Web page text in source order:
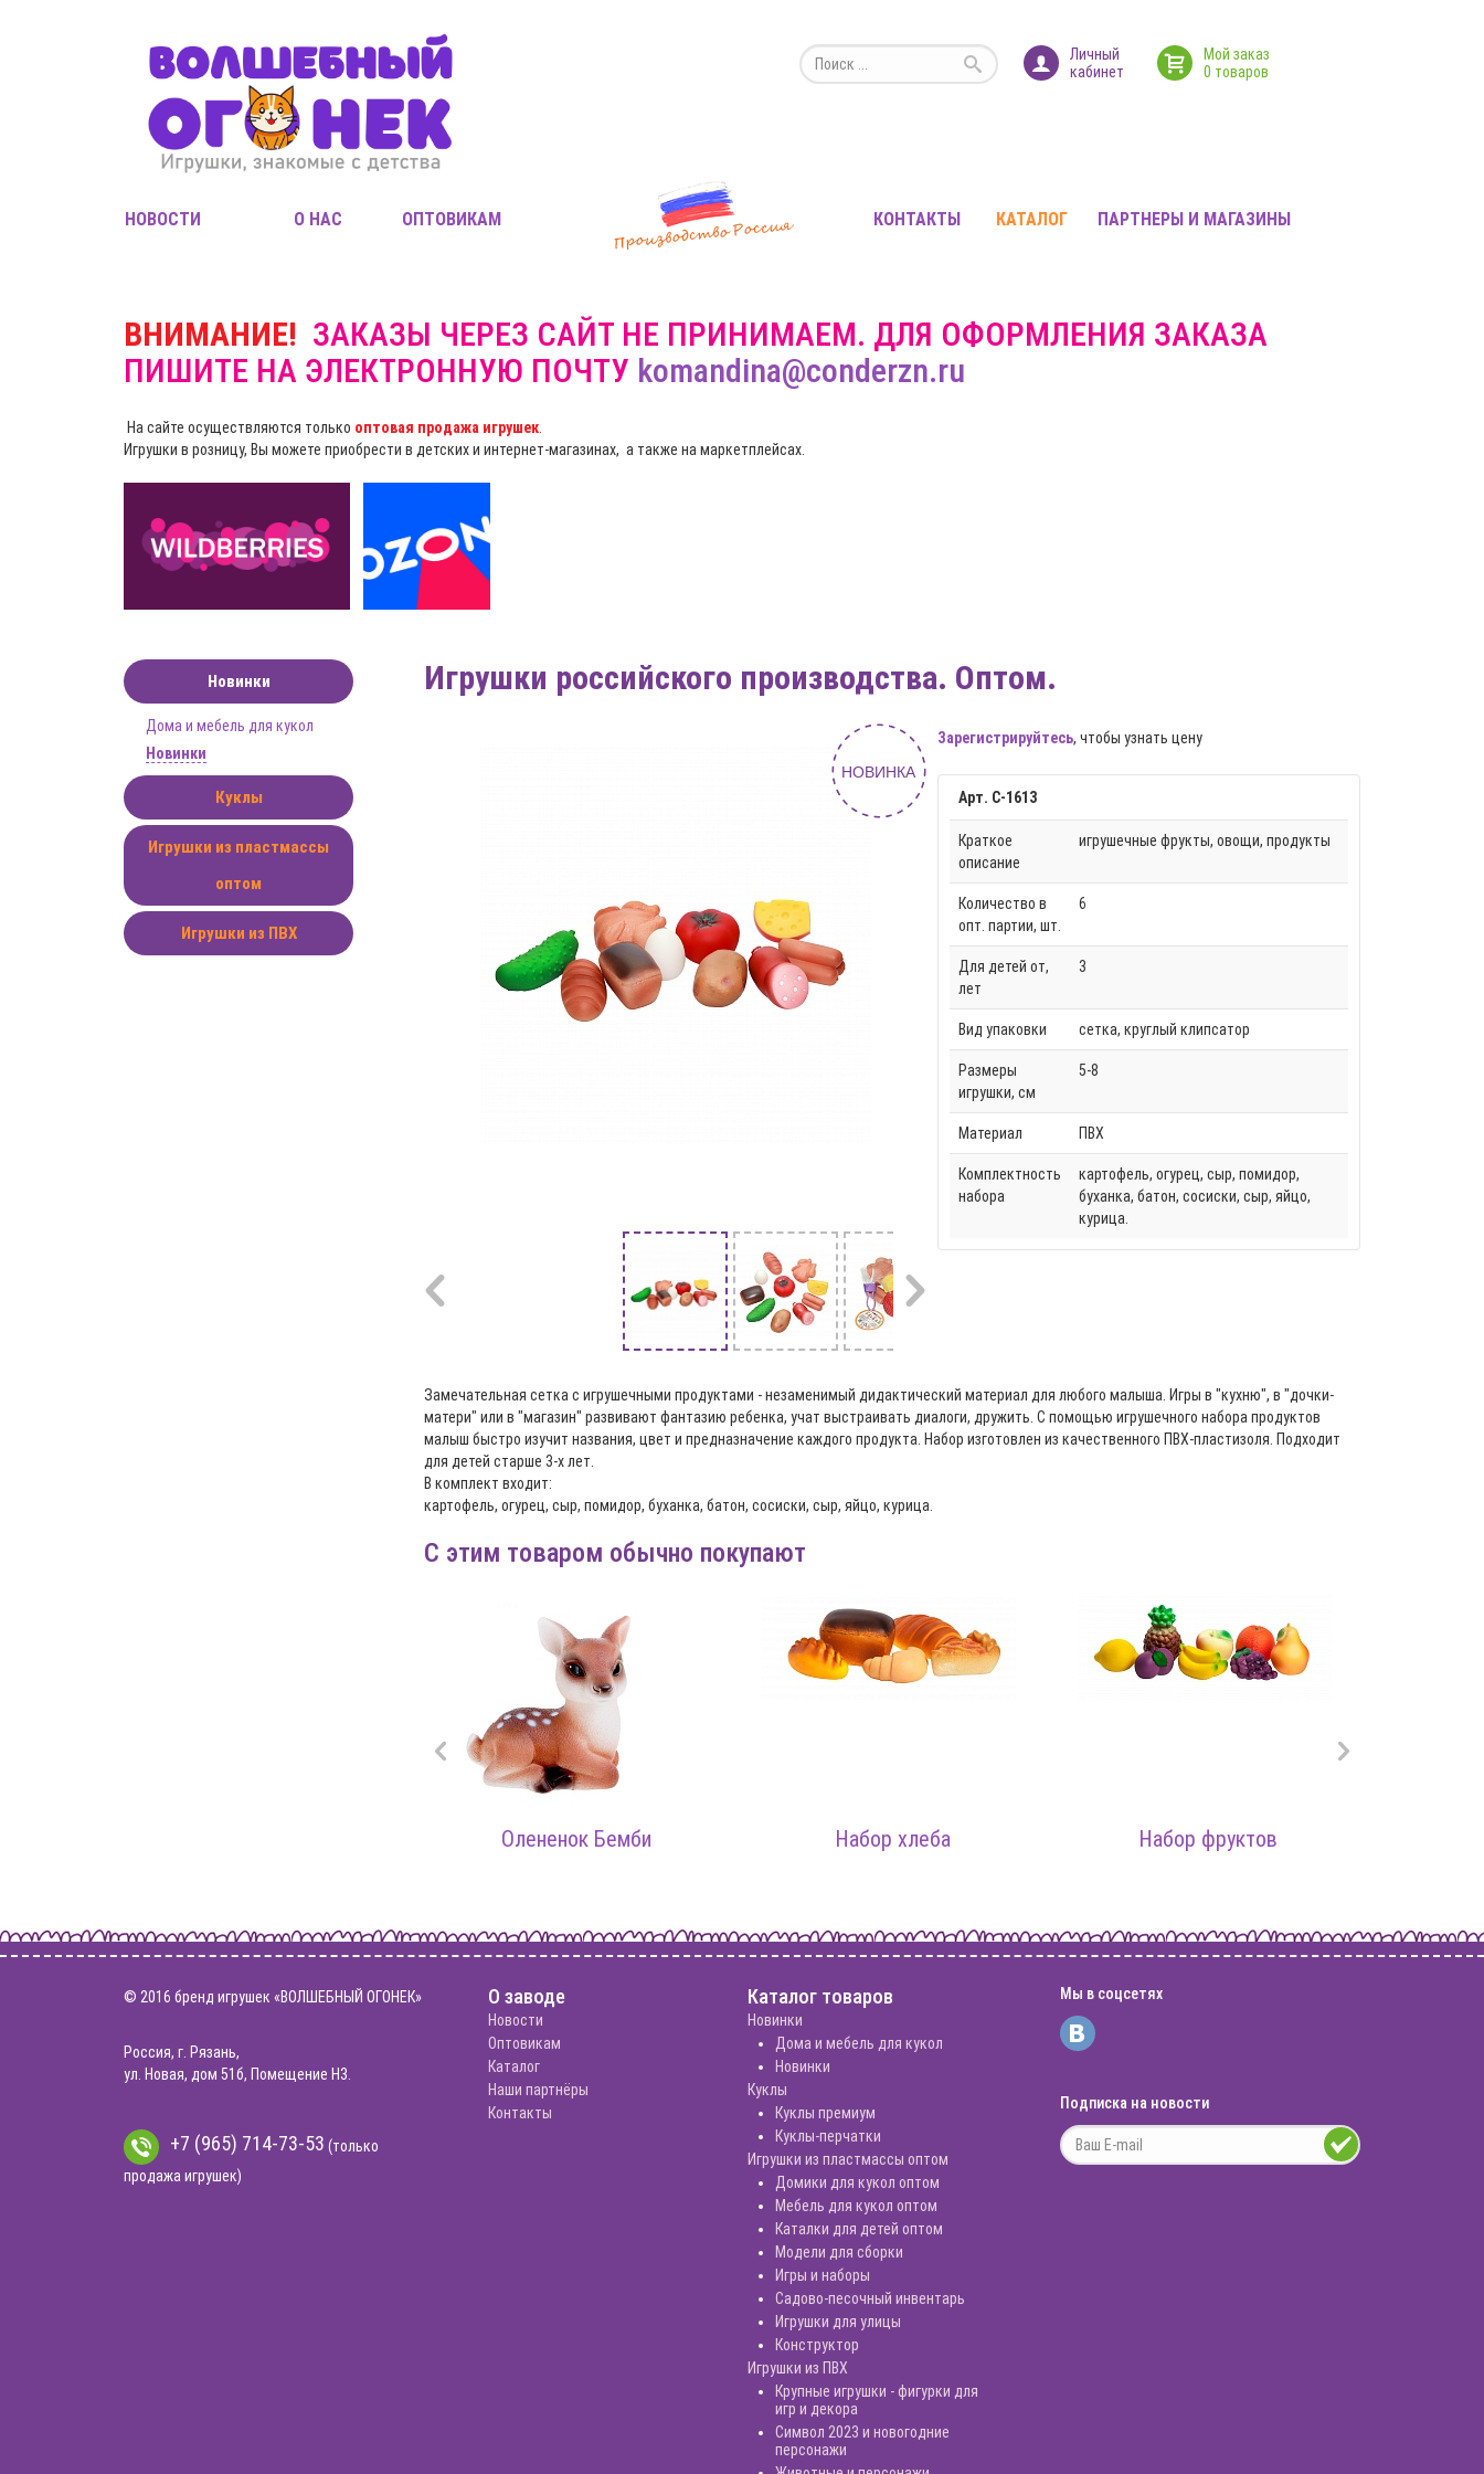
Личный
кабинет
Мой заказ
0 товаров
НОВОСТИ О НАС ОПТОВИКАМ КОНТАКТЫ КАТАЛОГ ПАРТНЕРЫ И МАГАЗИНЫ
ВНИМАНИЕ! ЗАКАЗЫ ЧЕРЕЗ САЙТ НЕ ПРИНИМАЕМ. ДЛЯ ОФОРМЛЕНИЯ ЗАКАЗА
ПИШИТЕ НА ЭЛЕКТРОННУЮ ПОЧТУ komandina@conderzn.ru
На сайте осуществляются только оптовая продажа игрушек
Игрушки в розницу, Вы можете приобрести в детских и интернет-магазинах, а также на маркетплейсах.
Новинки
Дома и мебель для кукол
Новинки
Куклы
Игрушки из пластмассы
оптом
Игрушки из ПВХ
Игрушки российского производства. Оптом.
НОВИНКА
Зарегистрируйтесь, чтобы узнать цену
Арт. С-1613
Краткое
описание
игрушечные фрукты, овощи, продукты
Количество в
опт. партии, шт.
6
Для детей от,
лет
3
Вид упаковки сетка, круглый клипсатор
Размеры
игрушки, см
5-8
Материал ПВХ
Комплектность
набора
картофель, огурец, сыр, помидор,
буханка, батон, сосиски, сыр, яйцо,
курица.
Замечательная сетка с игрушечными продуктами - незаменимый дидактический материал для любого малыша. Игры в "кухню", в "дочки-
матери" или в "магазин" развивают фантазию ребенка, учат выстраивать диалоги, дружить. С помощью игрушечного набора продуктов
малыш быстро изучит названия, цвет и предназначение каждого продукта. Набор изготовлен из качественного ПВХ-пластизоля. Подходит
для детей старше 3-х лет.
В комплект входит:
картофель, огурец, сыр, помидор, буханка, батон, сосиски, сыр, яйцо, курица.
С этим товаром обычно покупают
Олененок Бемби Набор хлеба Набор фруктов
© 2016 бренд игрушек «ВОЛШЕБНЫЙ ОГОНЕК»
Россия, г. Рязань,
ул. Новая, дом 51б, Помещение Н3.
+7 (965) 714-73-53 (только
продажа игрушек)
Мы в соцсетях
Подписка на новости
О заводе
Новости
Оптовикам
Каталог
Наши партнёры
Контакты
Каталог товаров
Новинки
Дома и мебель для кукол
Новинки
Куклы
Куклы премиум
Куклы-перчатки
Игрушки из пластмассы оптом
Домики для кукол оптом
Мебель для кукол оптом
Каталки для детей оптом
Модели для сборки
Игры и наборы
Садово-песочный инвентарь
Игрушки для улицы
Конструктор
Игрушки из ПВХ
Крупные игрушки - фигурки для
игр и декора
Символ 2023 и новогодние
персонажи